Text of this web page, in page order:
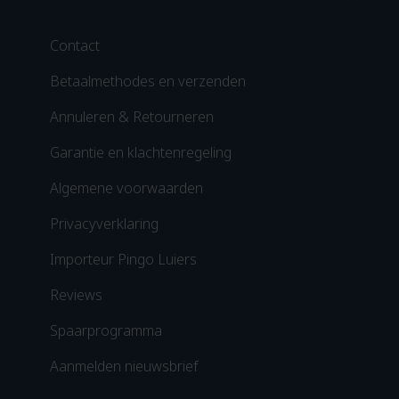
Contact
Betaalmethodes en verzenden
Annuleren & Retourneren
Garantie en klachtenregeling
Algemene voorwaarden
Privacyverklaring
Importeur Pingo Luiers
Reviews
Spaarprogramma
Aanmelden nieuwsbrief